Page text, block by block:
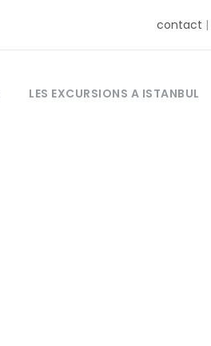
contact |
LES EXCURSIONS A ISTANBUL